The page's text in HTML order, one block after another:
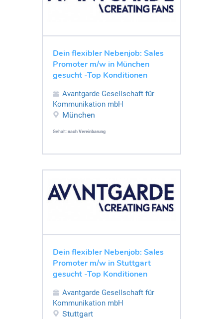
Dein flexibler Nebenjob: Sales
Promoter m/w in München
gesucht -Top Konditionen
Avantgarde Gesellschaft für
Kommunikation mbH
München
Gehalt: nach Vereinbarung
Dein flexibler Nebenjob: Sales
Promoter m/w in Stuttgart
gesucht -Top Konditionen
Avantgarde Gesellschaft für
Kommunikation mbH
Stuttgart